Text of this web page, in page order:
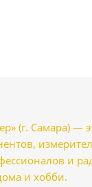
(г. Самара) —
и
и хобби.